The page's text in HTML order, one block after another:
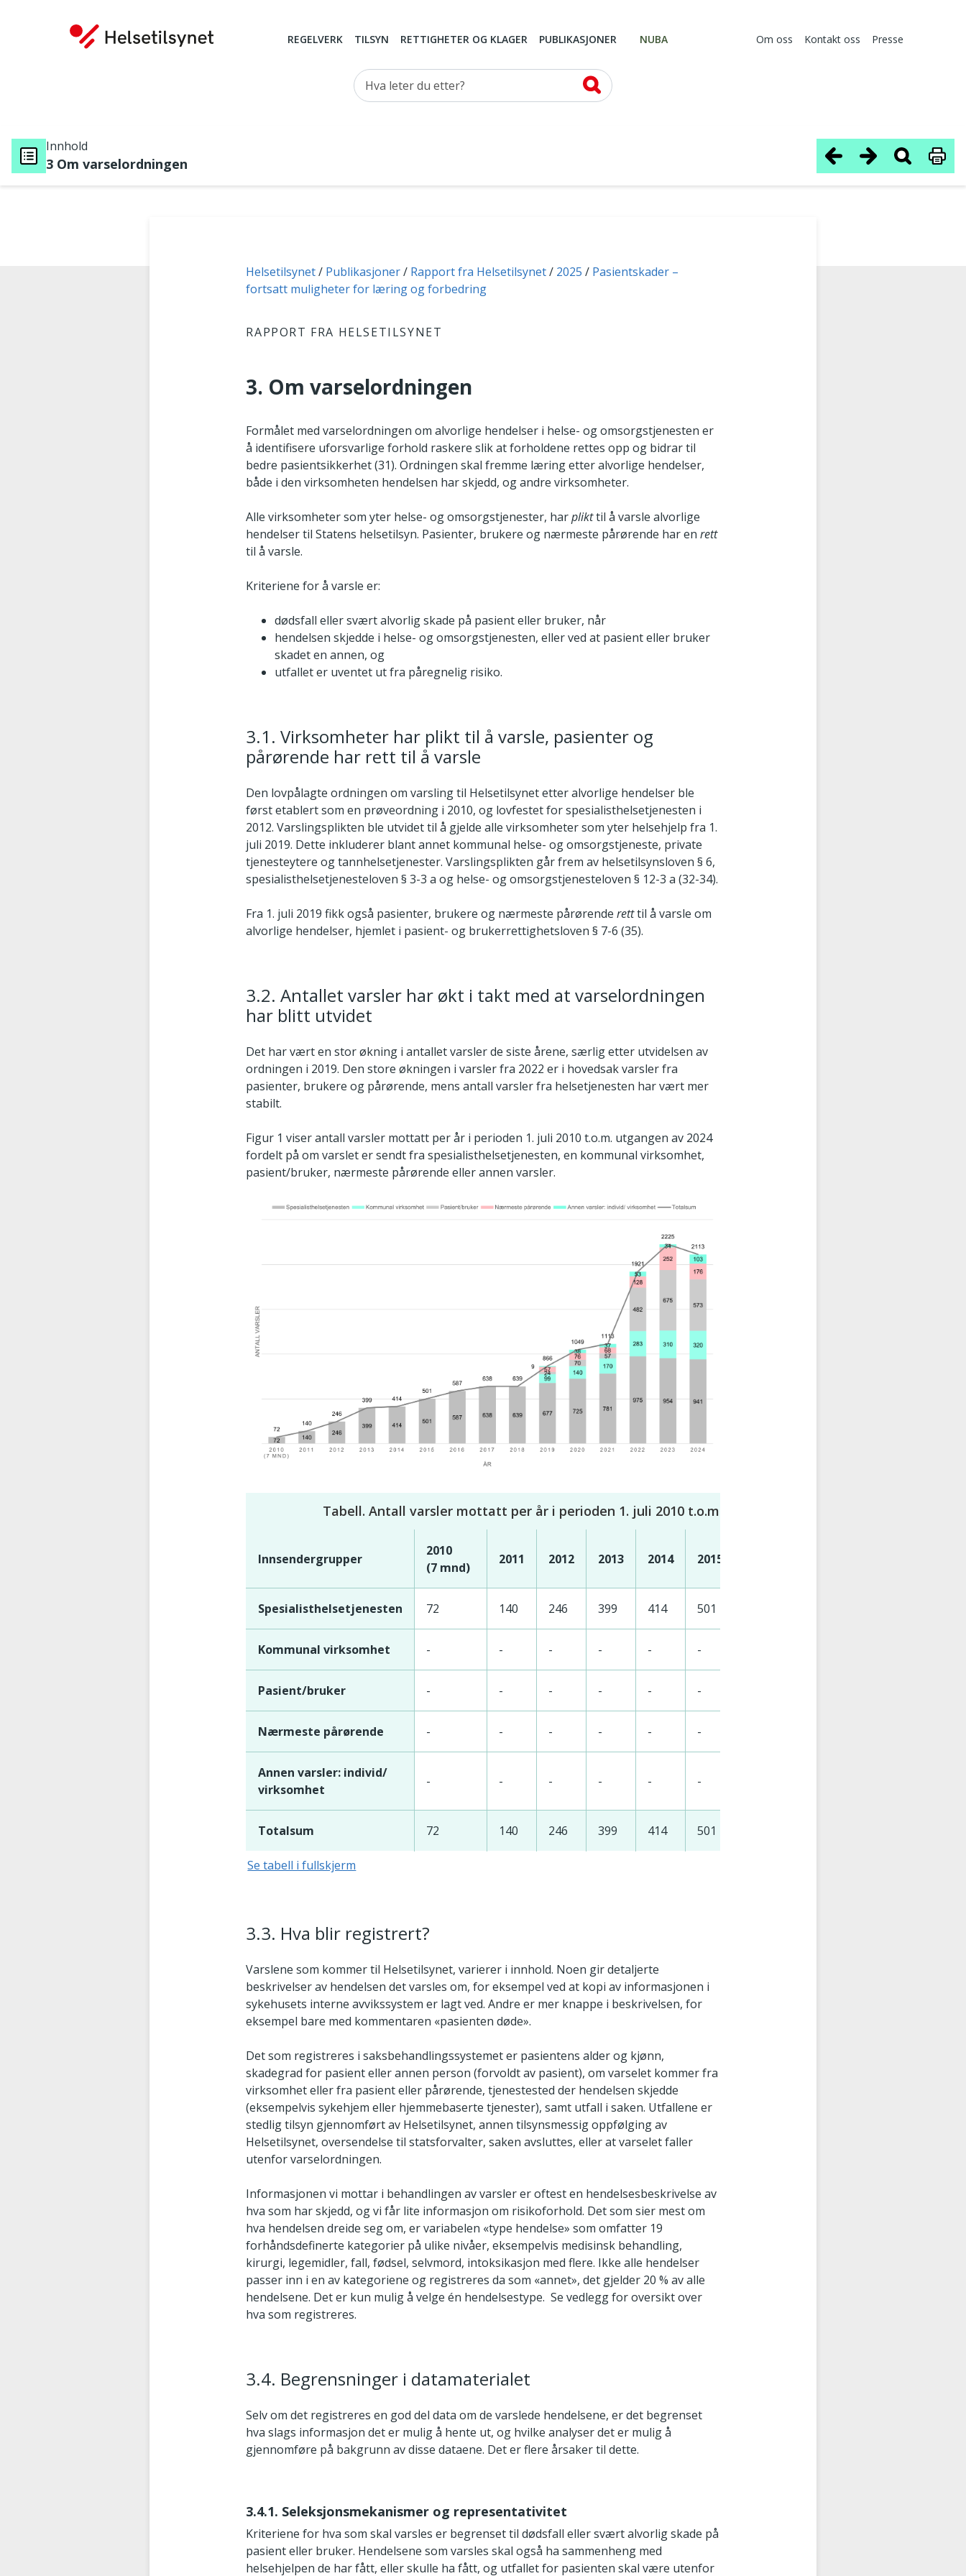
REGELVERK TILSYN RETTIGHETER OG KLAGER PUBLIKASJONER NUBA Om oss Kontakt oss Presse
Hva leter du etter?
Innhold
3 Om varselordningen
Du er her:
Helsetilsynet Publikasjoner Rapport fra Helsetilsynet 2025
Pasientskader –
fortsatt muligheter for læring og forbedring
RAPPORT FRA HELSETILSYNET
3. Om varselordningen
Formålet med varselordningen om alvorlige hendelser i helse- og omsorgstjenesten er
å identifisere uforsvarlige forhold raskere slik at forholdene rettes opp og bidrar til
bedre pasientsikkerhet (31). Ordningen skal fremme læring etter alvorlige hendelser,
både i den virksomheten hendelsen har skjedd, og andre virksomheter.
Alle virksomheter som yter helse- og omsorgstjenester, harplikttil å varsle alvorlige
hendelser til Statens helsetilsyn. Pasienter, brukere og nærmeste pårørende har enrett
til å varsle.
Kriteriene for å varsle er:
dødsfall eller svært alvorlig skade på pasient eller bruker, når
hendelsen skjedde i helse- og omsorgstjenesten, eller ved at pasient eller bruker
skadet en annen, og
utfallet er uventet ut fra påregnelig risiko.
3.1. Virksomheter har plikt til å varsle, pasienter og
pårørende har rett til å varsle
Den lovpålagte ordningen om varsling til Helsetilsynet etter alvorlige hendelser ble
først etablert som en prøveordning i 2010, og lovfestet for spesialisthelsetjenesten i
2012. Varslingsplikten ble utvidet til å gjelde alle virksomheter som yter helsehjelp fra 1.
juli 2019. Dette inkluderer blant annet kommunal helse- og omsorgstjeneste, private
tjenesteytere og tannhelsetjenester. Varslingsplikten går frem av helsetilsynsloven § 6,
spesialisthelsetjenesteloven § 3-3 a og helse- og omsorgstjenesteloven § 12-3 a (32-34).
Fra 1. juli 2019 fikk også pasienter, brukere og nærmeste pårørenderetttil å varsle om
alvorlige hendelser, hjemlet i pasient- og brukerrettighetsloven § 7-6 (35).
3.2. Antallet varsler har økt i takt med at varselordningen
har blitt utvidet
Det har vært en stor økning i antallet varsler de siste årene, særlig etter utvidelsen av
ordningen i 2019. Den store økningen i varsler fra 2022 er i hovedsak varsler fra
pasienter, brukere og pårørende, mens antall varsler fra helsetjenesten har vært mer
stabilt.
Figur 1 viser antall varsler mottatt per år i perioden 1. juli 2010 t.o.m. utgangen av 2024
fordelt på om varslet er sendt fra spesialisthelsetjenesten, en kommunal virksomhet,
pasient/bruker, nærmeste pårørende eller annen varsler.
Tabell. Antall varsler mottatt per år i perioden 1. juli 2010 t.o.m. 31. desember 2024. Varslene er
Innsendergrupper
2010
(7 mnd)
2011 2012 2013 2014 2015
Spesialisthelsetjenesten 72 140 246 399 414 501
Kommunal virksomhet - - - - - -
Pasient/bruker - - - - - -
Nærmeste pårørende - - - - - -
Annen varsler: individ/
virksomhet
- - - - - -
Totalsum 72 140 246 399 414 501
Se tabell i fullskjerm
3.3. Hva blir registrert?
Varslene som kommer til Helsetilsynet, varierer i innhold. Noen gir detaljerte
beskrivelser av hendelsen det varsles om, for eksempel ved at kopi av informasjonen i
sykehusets interne avvikssystem er lagt ved. Andre er mer knappe i beskrivelsen, for
eksempel bare med kommentaren «pasienten døde».
Det som registreres i saksbehandlingssystemet er pasientens alder og kjønn,
skadegrad for pasient eller annen person (forvoldt av pasient), om varselet kommer fra
virksomhet eller fra pasient eller pårørende, tjenestested der hendelsen skjedde
(eksempelvis sykehjem eller hjemmebaserte tjenester), samt utfall i saken. Utfallene er
stedlig tilsyn gjennomført av Helsetilsynet, annen tilsynsmessig oppfølging av
Helsetilsynet, oversendelse til statsforvalter, saken avsluttes, eller at varselet faller
utenfor varselordningen.
Informasjonen vi mottar i behandlingen av varsler er oftest en hendelsesbeskrivelse av
hva som har skjedd, og vi får lite informasjon om risikoforhold. Det som sier mest om
hva hendelsen dreide seg om, er variabelen «type hendelse» som omfatter 19
forhåndsdefinerte kategorier på ulike nivåer, eksempelvis medisinsk behandling,
kirurgi, legemidler, fall, fødsel, selvmord, intoksikasjon med flere. Ikke alle hendelser
passer inn i en av kategoriene og registreres da som «annet», det gjelder 20 % av alle
hendelsene. Det er kun mulig å velge én hendelsestype. Se vedlegg for oversikt over
hva som registreres.
3.4. Begrensninger i datamaterialet
Selv om det registreres en god del data om de varslede hendelsene, er det begrenset
hva slags informasjon det er mulig å hente ut, og hvilke analyser det er mulig å
gjennomføre på bakgrunn av disse dataene. Det er flere årsaker til dette.
3.4.1. Seleksjonsmekanismer og representativitet
Kriteriene for hva som skal varsles er begrenset til dødsfall eller svært alvorlig skade på
pasient eller bruker. Hendelsene som varsles skal også ha sammenheng med
helsehjelpen de har fått, eller skulle ha fått, og utfallet for pasienten skal være utenfor